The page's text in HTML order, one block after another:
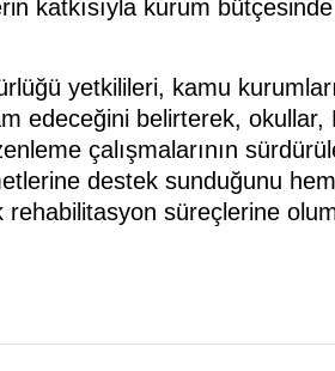
katkısıyla kurum
yetkilileri, kamu
edeceğini belirterek,
çalışmalarının
destek sunduğunu
süreçlerine